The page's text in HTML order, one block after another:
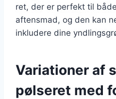
ret, der er perfekt til
aftensmad, og den kan
inkludere dine
Variationer af
pølseret med